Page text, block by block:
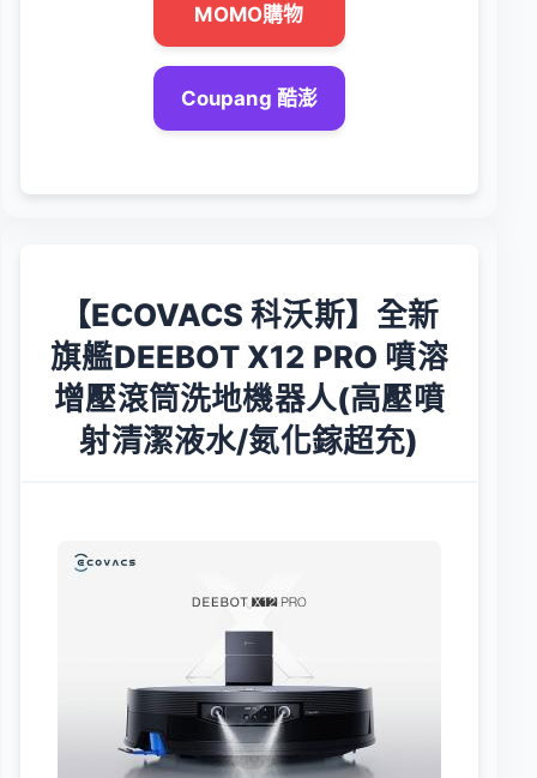
MOMO購物
Coupang 酷澎
【ECOVACS 科沃斯】全新
旗艦DEEBOT X12 PRO 噴溶
增壓滾筒洗地機器人(高壓噴
射清潔液水/氮化鎵超充)